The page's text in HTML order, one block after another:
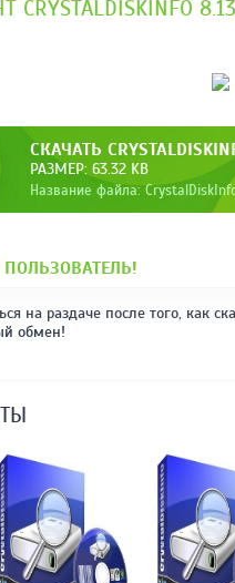
CRYSTALDISKINFO
СКАЧАТЬ
РАЗМЕР: 63.32 KB
на раздаче после того, как
обмен!